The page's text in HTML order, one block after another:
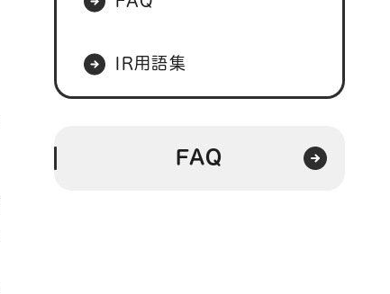
IR用語集
FAQ